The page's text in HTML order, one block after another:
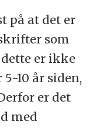
på at det er
som
er ikke
10 år siden,
er det
med